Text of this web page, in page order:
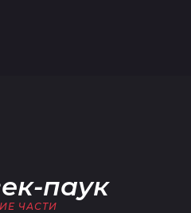
паук
ЧАСТИ